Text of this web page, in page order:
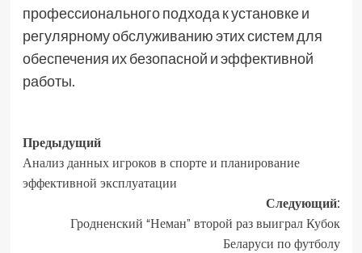
профессионального подхода к установке и
регулярному обслуживанию этих систем для
обеспечения их безопасной и эффективной
работы.
Предыдущий
Анализ данных игроков в спорте и планирование
эффективной эксплуатации
Следующий:
Гродненский “Неман” второй раз выиграл Кубок
Беларуси по футболу